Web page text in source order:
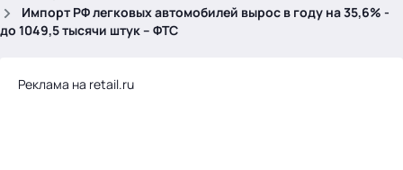
Импорт РФ легковых автомобилей вырос в году на 35,6% -
до 1049,5 тысячи штук – ФТС
Реклама на retail.ru